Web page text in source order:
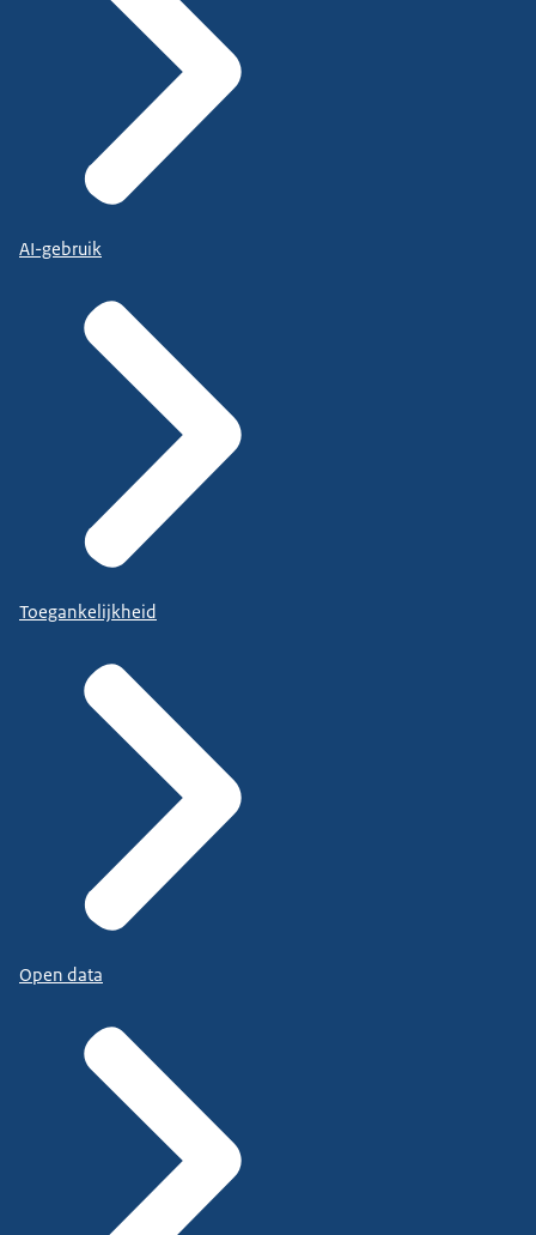
AI-gebruik
Toegankelijkheid
Open data